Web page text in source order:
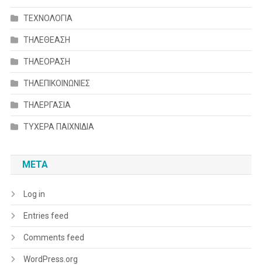
ΤΕΧΝΟΛΟΓΙΑ
ΤΗΛΕΘΕΑΣΗ
ΤΗΛΕΟΡΑΣΗ
ΤΗΛΕΠΙΚΟΙΝΩΝΙΕΣ
ΤΗΛΕΡΓΑΣΙΑ
ΤΥΧΕΡΑ ΠΑΙΧΝΙΔΙΑ
META
Log in
Entries feed
Comments feed
WordPress.org